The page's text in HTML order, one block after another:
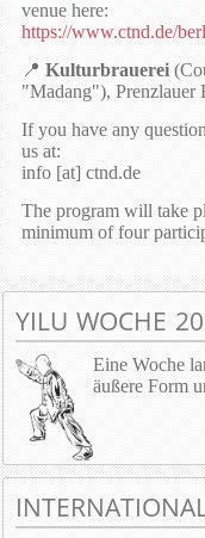
venue here:
https://www.ctnd.de/
📍 Kulturbrauerei
"Madang"), Prenzlauer
If you have any
us at:
info [at] ctnd.de
The program will take
minimum of four
YILU WOCHE
Eine Woche
äußere Form